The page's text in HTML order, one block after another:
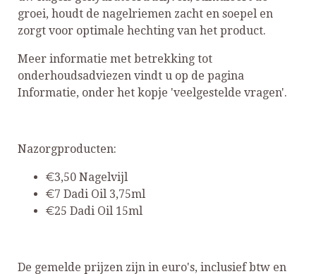
groei, houdt de nagelriemen zacht en soepel en
zorgt voor optimale hechting van het product.
Meer informatie met betrekking tot
onderhoudsadviezen vindt u op de pagina
Informatie, onder het kopje 'veelgestelde vragen'.
Nazorgproducten:
€3,50 Nagelvijl
€7 Dadi Oil 3,75ml
€25 Dadi Oil 15ml
De gemelde prijzen zijn in euro's, inclusief btw en